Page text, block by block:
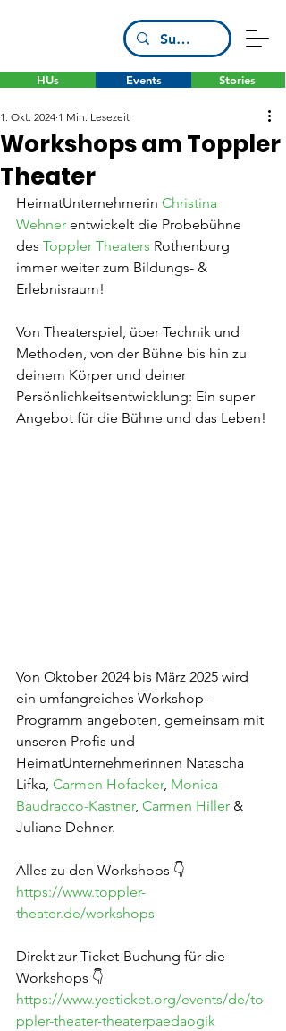
HUs Stories
Events
Workshops am Toppler
Theater
1. Okt. 2024 1 Min. Lesezeit
HeimatUnternehmerin Christina
Wehner entwickelt die Probebühne
des Toppler Theaters Rothenburg
immer weiter zum Bildungs- &
Erlebnisraum!
Von Theaterspiel, über Technik und
Methoden, von der Bühne bis hin zu
deinem Körper und deiner
Persönlichkeitsentwicklung: Ein super
Angebot für die Bühne und das Leben!
Von Oktober 2024 bis März 2025 wird
ein umfangreiches Workshop-
Programm angeboten, gemeinsam mit
unseren Profis und
HeimatUnternehmerinnen Natascha
Lifka, Carmen Hofacker, Monica
Baudracco-Kastner, Carmen Hiller &
Juliane Dehner.
Alles zu den Workshops 👇
https://www.toppler-
theater.de/workshops
Direkt zur Ticket-Buchung für die
Workshops 👇
https://www.yesticket.org/events/de/to
ppler-theater-theaterpaedaogik